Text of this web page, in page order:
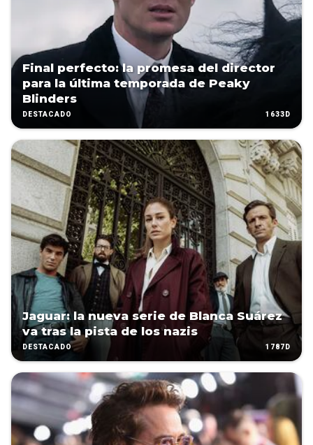
Final perfecto: la promesa del director
para la última temporada de Peaky
Blinders
DESTACADO 1633D
Jaguar: la nueva serie de Blanca Suárez
va tras la pista de los nazis
DESTACADO 1787D